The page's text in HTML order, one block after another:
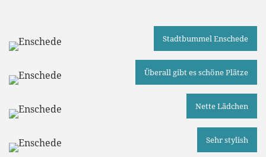
Stadtbummel Enschede
Überall gibt es schöne Plätze
Nette Lädchen
Sehr stylish